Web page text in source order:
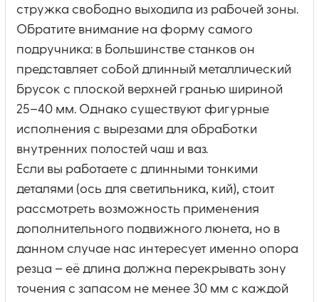
стружка свободно выходила из рабочей зоны.
Обратите внимание на форму самого
подручника: в большинстве станков он
представляет собой длинный металлический
брусок с плоской верхней гранью шириной
25–40 мм. Однако существуют фигурные
исполнения с вырезами для обработки
внутренних полостей чаш и ваз.
Если вы работаете с длинными тонкими
деталями (ось для светильника, кий), стоит
рассмотреть возможность применения
дополнительного подвижного люнета, но в
данном случае нас интересует именно опора
резца – её длина должна перекрывать зону
точения с запасом не менее 30 мм с каждой